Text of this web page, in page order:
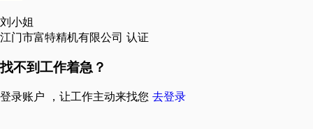
刘小姐
江门市富特精机有限公司 认证
找不到工作着急？
登录账户 ，让工作主动来找您 去登录